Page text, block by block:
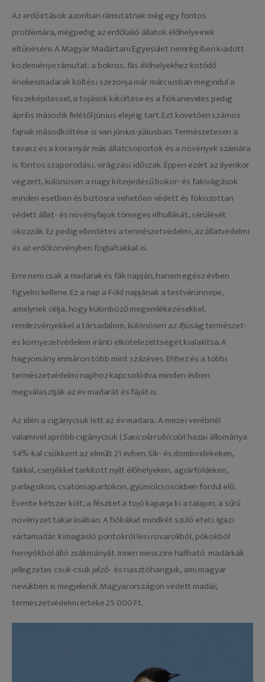
Az erdőirtások azonban rámutatnak még egy fontos
problémára, mégpedig az erdőlakó állatok élőhelyeinek
eltűnésére. A Magyar Madártani Egyesület nemrégiben kiadott
közleménye rámutat: a bokros, fás élőhelyekhez kötődő
énekesmadarak költési szezonja már márciusban megindul a
fészeképítéssel, a tojások kiköltése és a fiókanevelés pedig
április második felétől június elejéig tart. Ezt követően számos
fajnak másodköltése is van június-júliusban. Természetesen a
tavasz és a kora nyár más állatcsoportok és a növények számára
is fontos szaporodási, virágzási időszak. Éppen ezért az ilyenkor
végzett, különösen a nagy kiterjedésű bokor- és fakivágások
minden esetben és biztosra vehetően védett és fokozottan
védett állat- és növényfajok tömeges elhullását, sérülését
okozzák. Ez pedig ellentétes a természetvédelmi, az állatvédelmi
és az erdőtörvényben foglaltakkal is.
Erre nem csak a madarak és fák napján, hanem egész évben
figyelni kellene. Ez a nap a Föld napjának a testvérünnepe,
amelynek célja, hogy különböző megemlékezésekkel,
rendezvényekkel a társadalom, különösen az ifjúság természet-
és környezetvédelem iránti elkötelezettségét kialakítsa. A
hagyomány immáron több mint százéves. Ehhez és a többi
természetvédelmi naphoz kapcsolódva minden évben
megválasztják az év madarát és fáját is.
Az idén a cigánycsuk lett az év madara. A mezei verébnél
valamivel apróbb cigánycsuk (Saxicola rubicola) hazai állománya
54%-kal csökkent az elmúlt 21 évben. Sík- és dombvidékeken,
fákkal, cserjékkel tarkított nyílt élőhelyeken, agrárföldeken,
parlagokon, csatornapartokon, gyümölcsösökben fordul elő.
Évente kétszer költ, a fészket a tojó kaparja ki a talajon, a sűrű
növényzet takarásában. A fiókákat mindkét szülő eteti. Igazi
vártamadár: kimagasló pontokról lesi rovarokból, pókokból
hernyókból álló zsákmányát. Innen messzire hallható  madárkák
jellegzetes csuk-csuk jelző- és riasztóhangjuk, ami magyar
nevükben is megjelenik. Magyarországon védett madár,
természetvédelmi értéke 25 000 Ft.